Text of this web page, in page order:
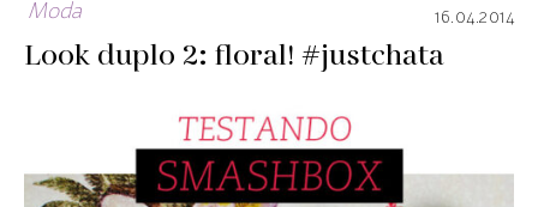
Moda 16.04.2014
Look duplo 2: floral! #justchata